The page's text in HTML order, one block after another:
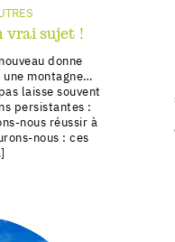
vrai sujet !
donne
une montagne…
laisse souvent
persistantes :
nous réussir à
nous : ces